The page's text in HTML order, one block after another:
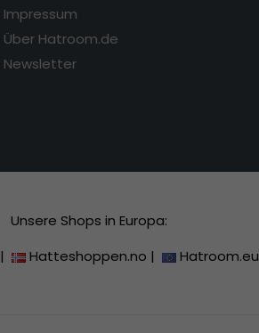
Impressum
Über Hatroom.de
Newsletter
Unsere Shops in Europa:
| Hatteshoppen.no | Hatroom.eu